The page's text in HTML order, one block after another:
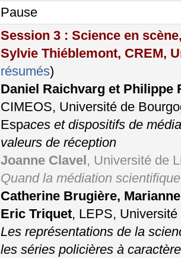
Pause
Session 3 : Science en
Sylvie Thiéblemont, CREM,
résumés)
Daniel Raichvarg et Philippe
CIMEOS, Université de
Espaces et dispositifs de
valeurs de réception
Joanne Clavel, Université de
Quand la médiation
Catherine Brugière,
Eric Triquet, LEPS, Université
Les représentations de la
les séries policières à